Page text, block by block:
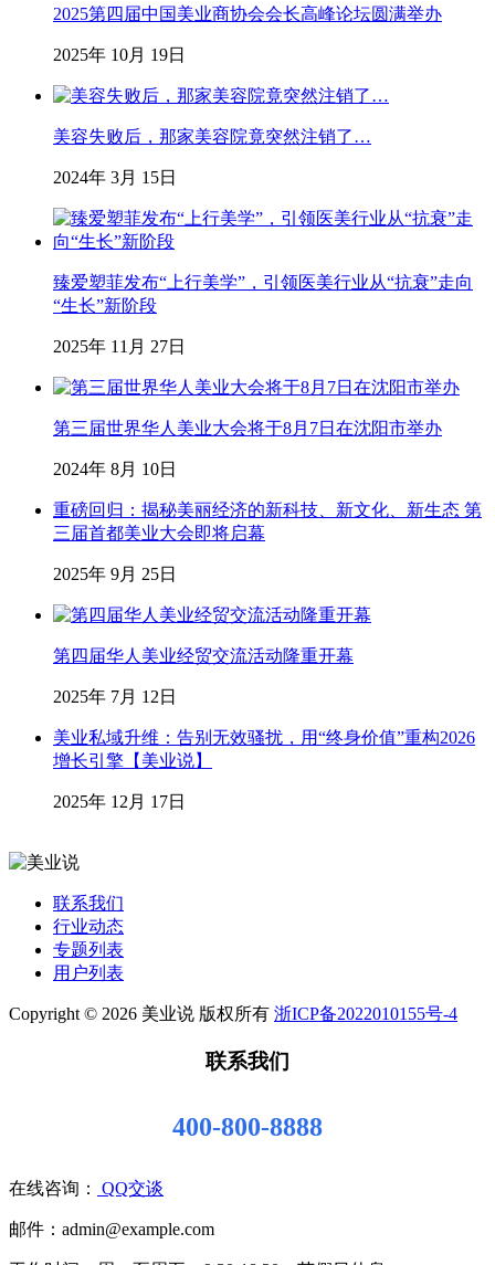
2025第四届中国美业商协会会长高峰论坛圆满举办
2025年 10月 19日
美容失败后，那家美容院竟突然注销了…
2024年 3月 15日
臻爱塑菲发布“上行美学”，引领医美行业从“抗衰”走向
“生长”新阶段
2025年 11月 27日
第三届世界华人美业大会将于8月7日在沈阳市举办
2024年 8月 10日
重磅回归：揭秘美丽经济的新科技、新文化、新生态 第
三届首都美业大会即将启幕
2025年 9月 25日
第四届华人美业经贸交流活动隆重开幕
2025年 7月 12日
美业私域升维：告别无效骚扰，用“终身价值”重构2026
增长引擎【美业说】
2025年 12月 17日
联系我们
行业动态
专题列表
用户列表
Copyright © 2026 美业说 版权所有 浙ICP备2022010155号-4
联系我们
400-800-8888
在线咨询： QQ交谈
邮件：admin@example.com